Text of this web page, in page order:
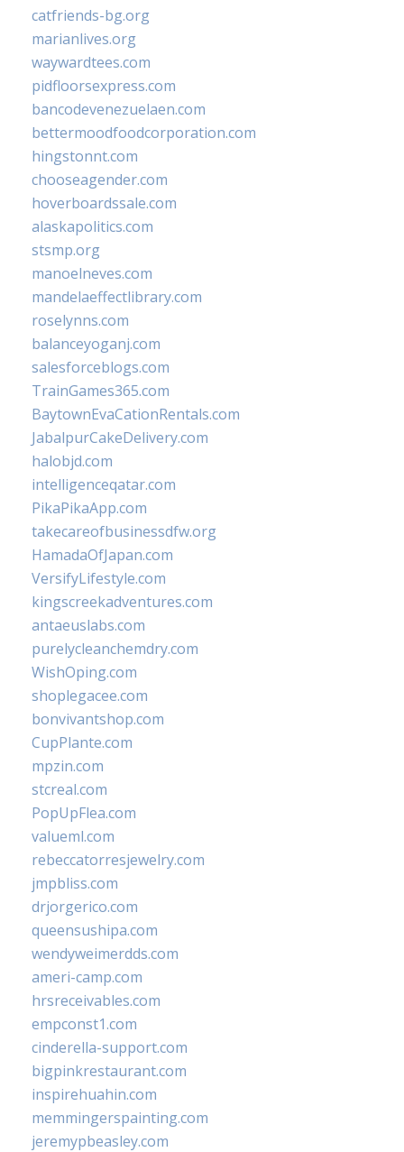
catfriends-bg.org
marianlives.org
waywardtees.com
pidfloorsexpress.com
bancodevenezuelaen.com
bettermoodfoodcorporation.com
hingstonnt.com
chooseagender.com
hoverboardssale.com
alaskapolitics.com
stsmp.org
manoelneves.com
mandelaeffectlibrary.com
roselynns.com
balanceyoganj.com
salesforceblogs.com
TrainGames365.com
BaytownEvaCationRentals.com
JabalpurCakeDelivery.com
halobjd.com
intelligenceqatar.com
PikaPikaApp.com
takecareofbusinessdfw.org
HamadaOfJapan.com
VersifyLifestyle.com
kingscreekadventures.com
antaeuslabs.com
purelycleanchemdry.com
WishOping.com
shoplegacee.com
bonvivantshop.com
CupPlante.com
mpzin.com
stcreal.com
PopUpFlea.com
valueml.com
rebeccatorresjewelry.com
jmpbliss.com
drjorgerico.com
queensushipa.com
wendyweimerdds.com
ameri-camp.com
hrsreceivables.com
empconst1.com
cinderella-support.com
bigpinkrestaurant.com
inspirehuahin.com
memmingerspainting.com
jeremypbeasley.com